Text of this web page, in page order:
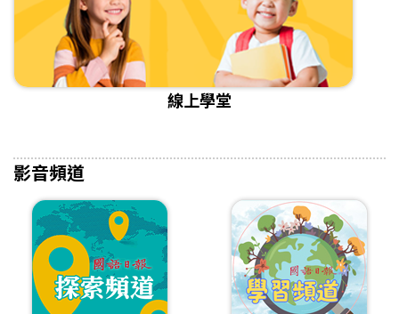
線上學堂
影音頻道